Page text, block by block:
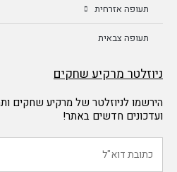
תעופה אזרחית
תעופה צבאית
ניוזלטר מרקיע שחקים
הירשמו לניוזלטר של מרקיע שחקים
ועדכונים חדשים באתר!